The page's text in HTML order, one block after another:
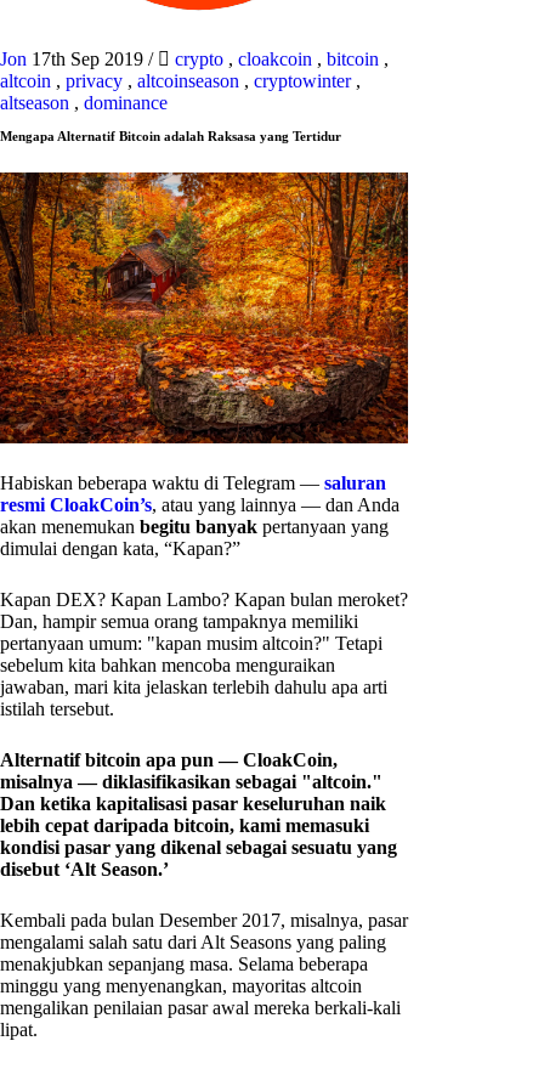
Jon 17th Sep 2019 / crypto , cloakcoin , bitcoin ,
altcoin , privacy , altcoinseason , cryptowinter,
altseason , dominance
Mengapa Alternatif Bitcoin adalah Raksasa yang Tertidur
Habiskan beberapa waktu di Telegram — saluran
resmi CloakCoin’s, atau yang lainnya — dan Anda
akan menemukan begitu banyak pertanyaan yang
dimulai dengan kata, “Kapan?”
Kapan DEX? Kapan Lambo? Kapan bulan meroket?
Dan, hampir semua orang tampaknya memiliki
pertanyaan umum: "kapan musim altcoin?" Tetapi
sebelum kita bahkan mencoba menguraikan
jawaban, mari kita jelaskan terlebih dahulu apa arti
istilah tersebut.
Alternatif bitcoin apa pun — CloakCoin,
misalnya — diklasifikasikan sebagai "altcoin."
Dan ketika kapitalisasi pasar keseluruhan naik
lebih cepat daripada bitcoin, kami memasuki
kondisi pasar yang dikenal sebagai sesuatu yang
disebut ‘Alt Season.’
Kembali pada bulan Desember 2017, misalnya, pasar
mengalami salah satu dari Alt Seasons yang paling
menakjubkan sepanjang masa. Selama beberapa
minggu yang menyenangkan, mayoritas altcoin
mengalikan penilaian pasar awal mereka berkali-kali
lipat.